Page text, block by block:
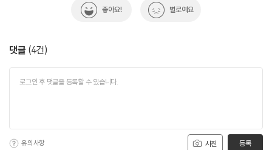
좋아요! 별로예요
댓글 (4건)
사진
유의사항 등록